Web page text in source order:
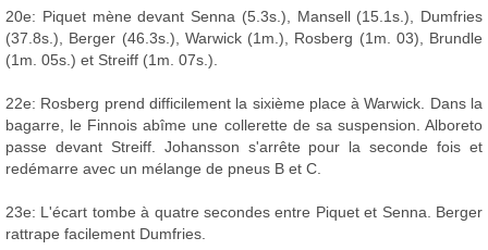
20e: Piquet mène devant Senna (5.3s.), Mansell (15.1s.), Dumfries
(37.8s.), Berger (46.3s.), Warwick (1m.), Rosberg (1m. 03), Brundle
(1m. 05s.) et Streiff (1m. 07s.).
22e: Rosberg prend difficilement la sixième place à Warwick. Dans la
bagarre, le Finnois abîme une collerette de sa suspension. Alboreto
passe devant Streiff. Johansson s'arrête pour la seconde fois et
redémarre avec un mélange de pneus B et C.
23e: L'écart tombe à quatre secondes entre Piquet et Senna. Berger
rattrape facilement Dumfries.